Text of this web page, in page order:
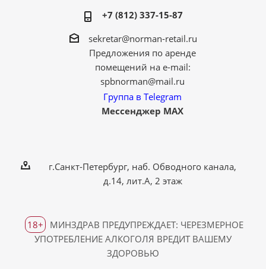
+7 (812) 337-15-87
sekretar@norman-retail.ru
Предложения по аренде
помещений на e-mail:
spbnorman@mail.ru
Группа в Telegram
Мессенджер MAX
г.Санкт-Петербург, наб. Обводного канала,
д.14, лит.А, 2 этаж
18+
МИНЗДРАВ ПРЕДУПРЕЖДАЕТ: ЧЕРЕЗМЕРНОЕ
УПОТРЕБЛЕНИЕ АЛКОГОЛЯ ВРЕДИТ ВАШЕМУ
ЗДОРОВЬЮ